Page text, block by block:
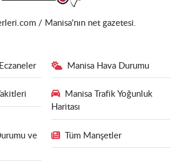
/ Manisa'nın net gazetesi.
Manisa Hava Durumu
Manisa Trafik Yoğunluk
Haritası
ve
Tüm Manşetler